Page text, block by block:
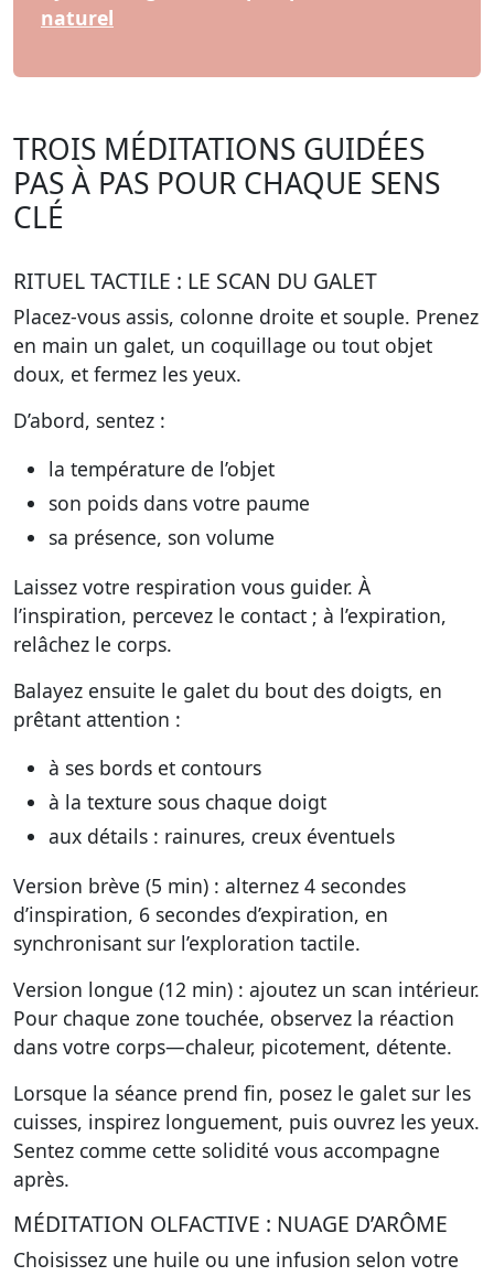
naturel
TROIS MÉDITATIONS GUIDÉES
PAS À PAS POUR CHAQUE SENS
CLÉ
RITUEL TACTILE : LE SCAN DU GALET
Placez-vous assis, colonne droite et souple. Prenez
en main un galet, un coquillage ou tout objet
doux, et fermez les yeux.
D’abord, sentez :
la température de l’objet
son poids dans votre paume
sa présence, son volume
Laissez votre respiration vous guider. À
l’inspiration, percevez le contact ; à l’expiration,
relâchez le corps.
Balayez ensuite le galet du bout des doigts, en
prêtant attention :
à ses bords et contours
à la texture sous chaque doigt
aux détails : rainures, creux éventuels
Version brève (5 min) : alternez 4 secondes
d’inspiration, 6 secondes d’expiration, en
synchronisant sur l’exploration tactile.
Version longue (12 min) : ajoutez un scan intérieur.
Pour chaque zone touchée, observez la réaction
dans votre corps—chaleur, picotement, détente.
Lorsque la séance prend fin, posez le galet sur les
cuisses, inspirez longuement, puis ouvrez les yeux.
Sentez comme cette solidité vous accompagne
après.
MÉDITATION OLFACTIVE : NUAGE D’ARÔME
Choisissez une huile ou une infusion selon votre